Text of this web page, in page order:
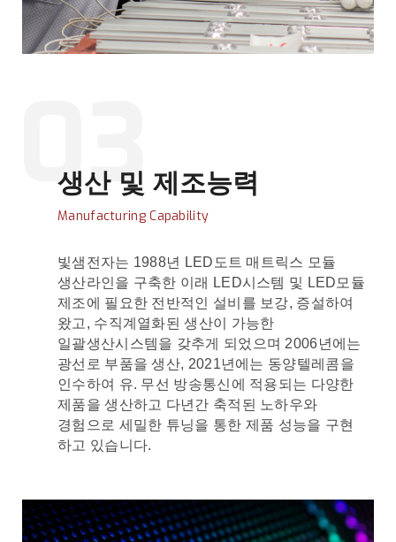
03
생산 및 제조능력
Manufacturing Capability
빛샘전자는 1988년 LED도트 매트릭스 모듈
생산라인을 구축한 이래 LED시스템 및 LED모듈
제조에 필요한 전반적인 설비를 보강, 증설하여
왔고, 수직계열화된 생산이 가능한
일괄생산시스템을 갖추게 되었으며 2006년에는
광선로 부품을 생산, 2021년에는 동양텔레콤을
인수하여 유. 무선 방송통신에 적용되는 다양한
제품을 생산하고 다년간 축적된 노하우와
경험으로 세밀한 튜닝을 통한 제품 성능을 구현
하고 있습니다.